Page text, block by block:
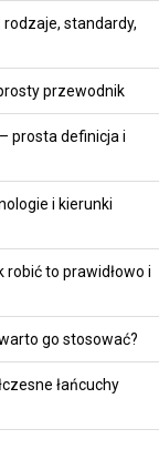
standardy,
przewodnik
prosta definicja i
i kierunki
to prawidłowo i
go stosować?
łańcuchy